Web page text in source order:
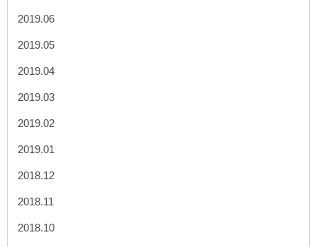
2019.06
2019.05
2019.04
2019.03
2019.02
2019.01
2018.12
2018.11
2018.10